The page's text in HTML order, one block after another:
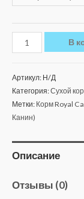
В
Артикул: Н/Д
Категория:Сухой
Метки: Корм Royal
Канин)
Описание
Отзывы (0)